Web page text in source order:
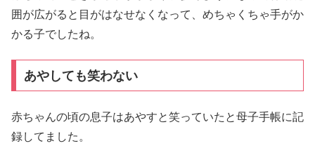
囲が広がると目がはなせなくなって、めちゃくちゃ手がか
かる子でしたね。
あやしても笑わない
赤ちゃんの頃の息子はあやすと笑っていたと母子手帳に記
録してました。